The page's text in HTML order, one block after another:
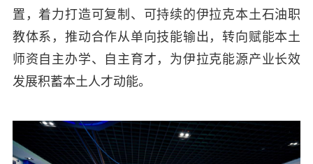
置，着力打造可复制、可持续的伊拉克本土石油职
教体系，推动合作从单向技能输出，转向赋能本土
师资自主办学、自主育才，为伊拉克能源产业长效
发展积蓄本土人才动能。